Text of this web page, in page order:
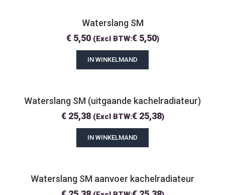
Waterslang SM
€5,50 (Excl BTW:€5,50)
IN WINKELMAND
Waterslang SM (uitgaande kachelradiateur)
€25,38 (Excl BTW:€25,38)
IN WINKELMAND
Waterslang SM aanvoer kachelradiateur